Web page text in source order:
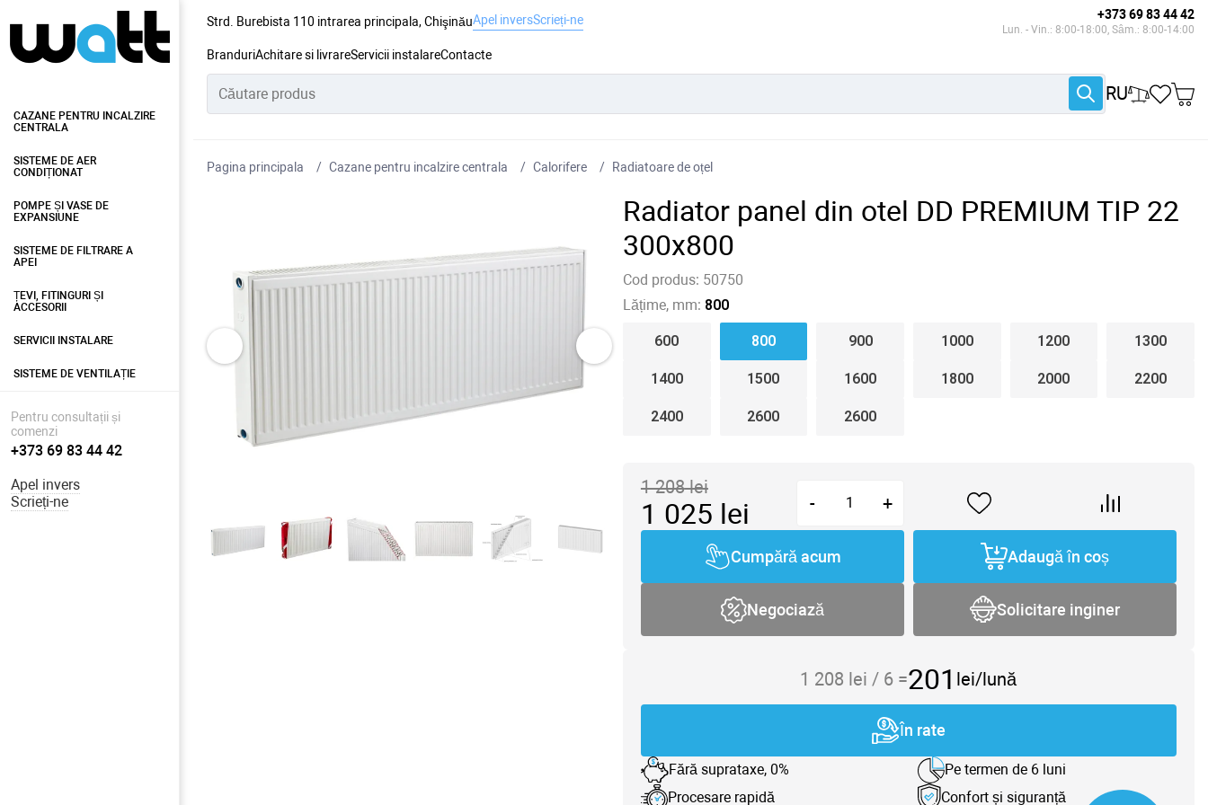
Strd. Burebista 110 intrarea principala, ChişinăuApel inversScrieți-ne +373 69 83 44 42
Lun. - Vin.: 8:00-18:00, Sâm.: 8:00-14:00
BranduriAchitare si livrareServicii instalareContacte
RU
CAZANE PENTRU INCALZIRE
CENTRALA
SISTEME DE AER
CONDIȚIONAT
POMPE ȘI VASE DE
EXPANSIUNE
SISTEME DE FILTRARE A
APEI
ȚEVI, FITINGURI ȘI
ACCESORII
SERVICII INSTALARE
SISTEME DE VENTILAȚIE
Pentru consultații și
comenzi
+373 69 83 44 42
Apel invers
Scrieți-ne
Pagina principala Cazane pentru incalzire centrala Сalorifere Radiatoare de oțel
Radiator panel din otel DD PREMIUM TIP 22
300x800
Cod produs: 50750
Lățime, mm: 800
600 800 900 1000 1200 1300
1400 1500 1600 1800 2000 2200
2400 2600 2600
1 208lei
1 025 lei - +
Cumpără acum Adaugă în coș
Negociază Solicitare inginer
1 208 lei / 6 =201 lei/lună
În rate
Fără suprataxe, 0%
Pe termen de 6 luni
Procesare rapidă
Confort și siguranță